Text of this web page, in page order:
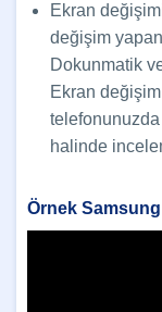
Ekran
değişim
Dokunmatik
Ekran
halinde
Örnek